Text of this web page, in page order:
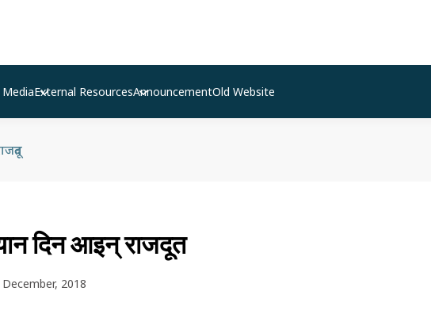
External ResourcesAnnouncementOld Website
दिन आइन् राजदूत
2018